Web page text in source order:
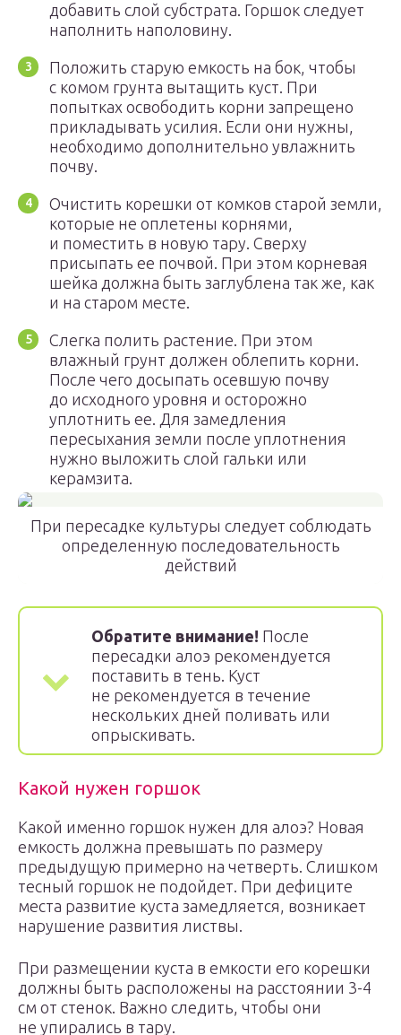
добавить слой субстрата. Горшок следует
наполнить наполовину.
Положить старую емкость на бок, чтобы
с комом грунта вытащить куст. При
попытках освободить корни запрещено
прикладывать усилия. Если они нужны,
необходимо дополнительно увлажнить
почву.
Очистить корешки от комков старой земли,
которые не оплетены корнями,
и поместить в новую тару. Сверху
присыпать ее почвой. При этом корневая
шейка должна быть заглублена так же, как
и на старом месте.
Слегка полить растение. При этом
влажный грунт должен облепить корни.
После чего досыпать осевшую почву
до исходного уровня и осторожно
уплотнить ее. Для замедления
пересыхания земли после уплотнения
нужно выложить слой гальки или
керамзита.
При пересадке культуры следует соблюдать
определенную последовательность
действий
Обратите внимание! После
пересадки алоэ рекомендуется
поставить в тень. Куст
не рекомендуется в течение
нескольких дней поливать или
опрыскивать.
Какой нужен горшок
Какой именно горшок нужен для алоэ? Новая
емкость должна превышать по размеру
предыдущую примерно на четверть. Слишком
тесный горшок не подойдет. При дефиците
места развитие куста замедляется, возникает
нарушение развития листвы.
При размещении куста в емкости его корешки
должны быть расположены на расстоянии 3-4
см от стенок. Важно следить, чтобы они
не упирались в тару.